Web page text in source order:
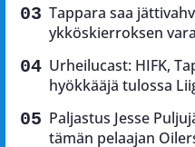
Tappara saa
ykköskierroksen
Urheilucast: HIFK,
hyökkääjä tulossa
Paljastus Jesse
tämän pelaajan